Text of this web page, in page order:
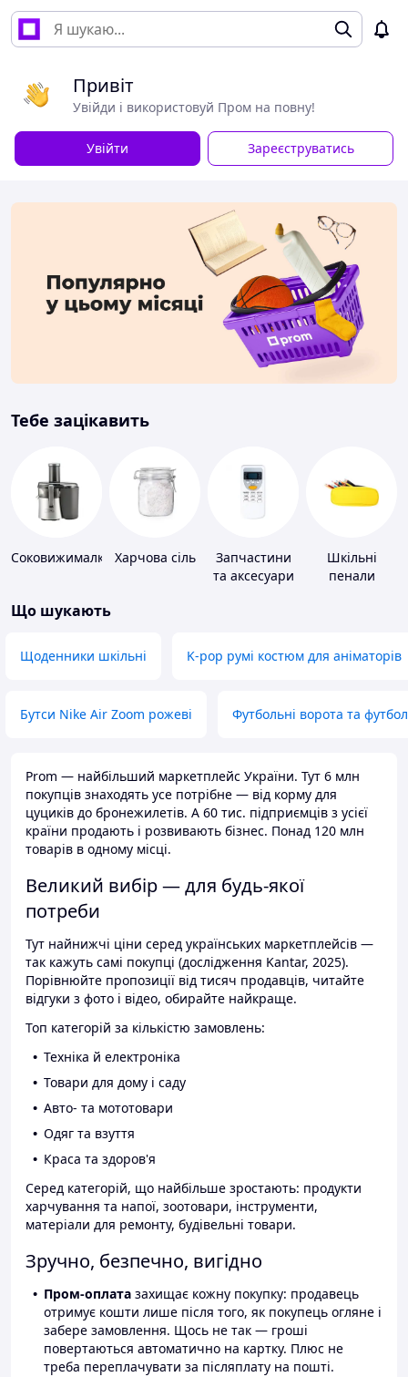
Привіт
Увійди і використовуй Пром на повну!
Увійти Зареєструватись
Тебе зацікавить
Соковижималки Харчова сіль
Запчастини
та аксесуари
Шкільні
пенали
Що шукають
Щоденники шкільні K-pop румі костюм для аніматорів
Бутси Nike Air Zoom рожеві Футбольні ворота та
Prom — найбільший маркетплейс України. Тут 6 млн
покупців знаходять усе потрібне — від корму для
цуциків до бронежилетів. А 60 тис. підприємців з усієї
країни продають і розвивають бізнес. Понад 120 млн
товарів в одному місці.
Великий вибір — для будь-якої
потреби
Тут найнижчі ціни серед українських маркетплейсів —
так кажуть самі покупці (дослідження Kantar, 2025).
Порівнюйте пропозиції від тисяч продавців, читайте
відгуки з фото і відео, обирайте найкраще.
Топ категорій за кількістю замовлень:
Техніка й електроніка
Товари для дому і саду
Авто- та мототовари
Одяг та взуття
Краса та здоров'я
Серед категорій, що найбільше зростають: продукти
харчування та напої, зоотовари, інструменти,
матеріали для ремонту, будівельні товари.
Зручно, безпечно, вигідно
Пром-оплата захищає кожну покупку: продавець
отримує кошти лише після того, як покупець огляне і
забере замовлення. Щось не так — гроші
повертаються автоматично на картку. Плюс не
треба переплачувати за післяплату на пошті.